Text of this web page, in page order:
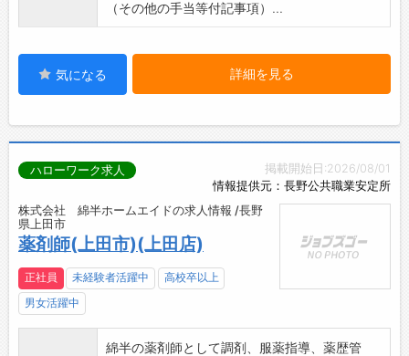
（その他の手当等付記事項）...
気になる 詳細を見る
掲載開始日:2026/08/01
情報提供元：長野公共職業安定所
ハローワーク求人
株式会社 綿半ホームエイドの求人情報 /長野
県上田市
薬剤師(上田市)(上田店)
正社員 未経験者活躍中
高校卒以上
男女活躍中
綿半の薬剤師として調剤、服薬指導、薬歴管